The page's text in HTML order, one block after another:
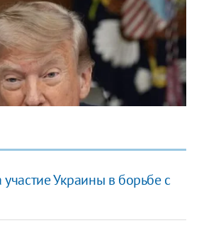
Украины в борьбе с